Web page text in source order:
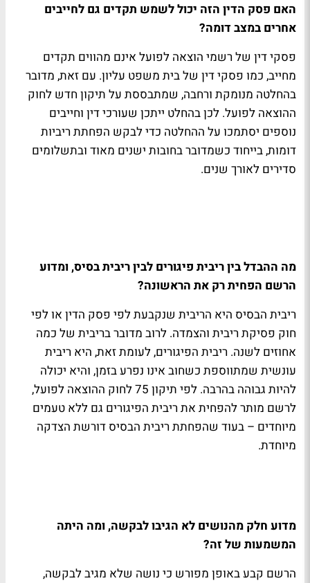
האם פסק הדין הזה יכול לשמש תקדים גם לחייבים
אחרים במצב דומה?
פסקי דין של רשמי הוצאה לפועל אינם מהווים תקדים
מחייב, כמו פסקי דין של בית משפט עליון. עם זאת, מדובר
בהחלטה מנומקת ורחבה, שמתבססת על תיקון חדש לחוק
ההוצאה לפועל. לכן בהחלט ייתכן שעורכי דין וחייבים
נוספים יסתמכו על ההחלטה כדי לבקש הפחתת ריביות
דומות, בייחוד כשמדובר בחובות ישנים מאוד ובתשלומים
סדירים לאורך שנים.
מה ההבדל בין ריבית פיגורים לבין ריבית בסיס, ומדוע
הרשם הפחית רק את הראשונה?
ריבית הבסיס היא הריבית שנקבעת לפי פסק הדין או לפי
חוק פסיקת ריבית והצמדה. לרוב מדובר בריבית של כמה
אחוזים לשנה. ריבית הפיגורים, לעומת זאת, היא ריבית
עונשית שמתווספת כשחוב אינו נפרע בזמן, והיא יכולה
להיות גבוהה בהרבה. לפי תיקון 75 לחוק ההוצאה לפועל,
לרשם מותר להפחית את ריבית הפיגורים גם ללא טעמים
מיוחדים – בעוד שהפחתת ריבית הבסיס דורשת הצדקה
מיוחדת.
מדוע חלק מהנושים לא הגיבו לבקשה, ומה היתה
המשמעות של זה?
הרשם קבע באופן מפורש כי נושה שלא מגיב לבקשה,